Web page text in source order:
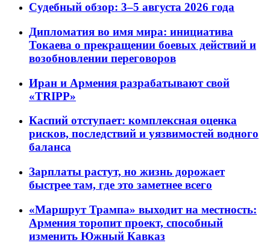
Судебный обзор: 3–5 августа 2026 года
Дипломатия во имя мира: инициатива
Токаева о прекращении боевых действий и
возобновлении переговоров
Иран и Армения разрабатывают свой
«TRIPP»
Каспий отступает: комплексная оценка
рисков, последствий и уязвимостей водного
баланса
Зарплаты растут, но жизнь дорожает
быстрее там, где это заметнее всего
«Маршрут Трампа» выходит на местность:
Армения торопит проект, способный
изменить Южный Кавказ